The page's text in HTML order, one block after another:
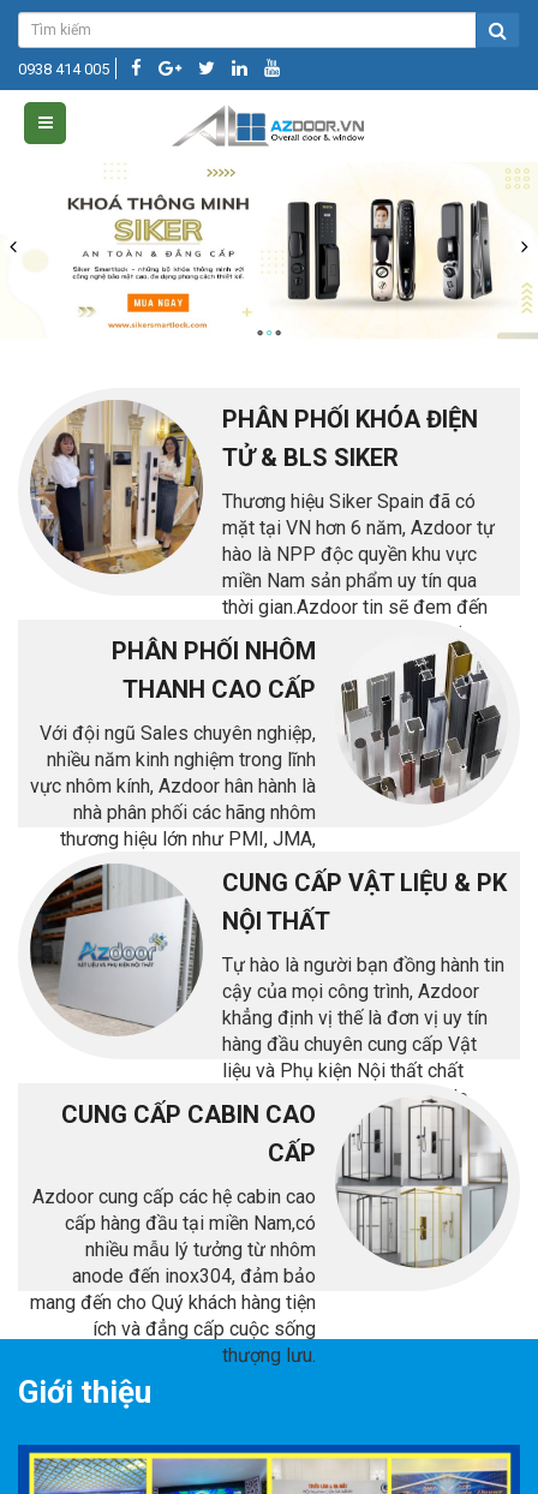
0938 414 005
PHÂN PHỐI KHÓA ĐIỆN
TỬ & BLS SIKER
Thương hiệu Siker Spain đã có
mặt tại VN hơn 6 năm, Azdoor tự
hào là NPP độc quyền khu vực
miền Nam sản phẩm uy tín qua
thời gian.Azdoor tin sẽ đem đến
giá trị lợi ích tốt nhất cho mọi
khách hàng.
PHÂN PHỐI NHÔM
THANH CAO CẤP
Với đội ngũ Sales chuyên nghiệp,
nhiều năm kinh nghiệm trong lĩnh
vực nhôm kính, Azdoor hân hành là
nhà phân phối các hãng nhôm
thương hiệu lớn như PMI, JMA,
CUNG CẤP VẬT LIỆU & PK
NỘI THẤT
Tự hào là người bạn đồng hành tin
cậy của mọi công trình, Azdoor
khẳng định vị thế là đơn vị uy tín
hàng đầu chuyên cung cấp Vật
liệu và Phụ kiện Nội thất chất
lượng cao như tấm tổ ong Alo,
tấm tổ ong Luda, tấm ốp tường,
tấm nhôm mái lợp, tấm hợp kim ...
CUNG CẤP CABIN CAO
CẤP
Azdoor cung cấp các hệ cabin cao
cấp hàng đầu tại miền Nam,có
nhiều mẫu lý tưởng từ nhôm
anode đến inox304, đảm bảo
mang đến cho Quý khách hàng tiện
ích và đẳng cấp cuộc sống
thượng lưu.
Giới thiệu